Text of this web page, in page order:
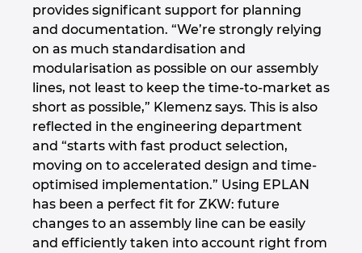
provides significant support for planning
and documentation. “We’re strongly relying
on as much standardisation and
modularisation as possible on our assembly
lines, not least to keep the time-to-market as
short as possible,” Klemenz says. This is also
reflected in the engineering department
and “starts with fast product selection,
moving on to accelerated design and time-
optimised implementation.” Using EPLAN
has been a perfect fit for ZKW: future
changes to an assembly line can be easily
and efficiently taken into account right from